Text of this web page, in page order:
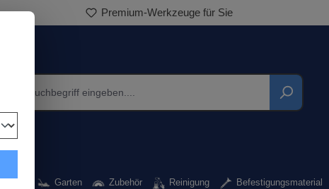
Premium-Werkzeuge für Sie
Garten Zubehör Reinigung Befestigungsmaterial